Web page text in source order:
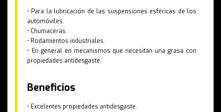
• Para la lubricación de las suspensiones esféricas de los
automóviles.
• Chumaceras.
• Rodamientos industriales.
• En general en mecanismos que necesitan una grasa con
propiedades antidesgaste.
Beneficios
• Excelentes propiedades antidesgaste.